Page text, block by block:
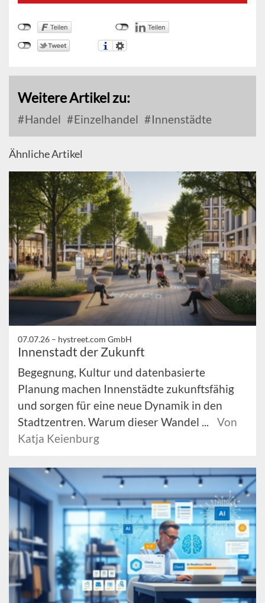
Weitere Artikel zu:
Handel Einzelhandel Innenstädte
Ähnliche Artikel
07.07.26 – hystreet.com GmbH
Innenstadt der Zukunft
Begegnung, Kultur und datenbasierte
Planung machen Innenstädte zukunftsfähig
und sorgen für eine neue Dynamik in den
Stadtzentren. Warum dieser Wandel ...
Von
Katja Keienburg